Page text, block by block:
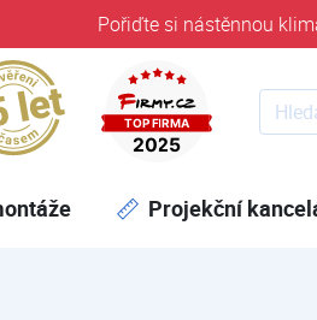
Pořiďte si nástěnnou
Prověřeni časem 32 let
Projekční